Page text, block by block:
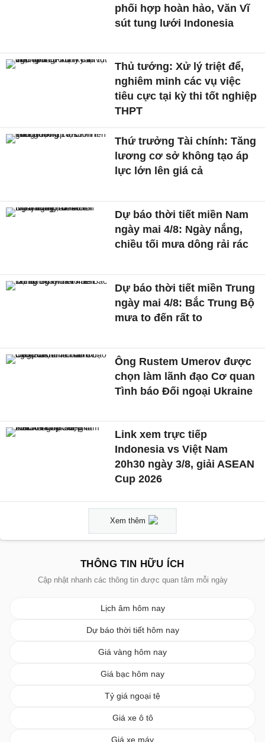
phối hợp hoàn hảo, Văn Vĩ
sút tung lưới Indonesia
Thủ tướng: Xử lý triệt để,
nghiêm minh các vụ việc
tiêu cực tại kỳ thi tốt nghiệp
THPT
Thứ trưởng Tài chính: Tăng
lương cơ sở không tạo áp
lực lớn lên giá cả
Dự báo thời tiết miền Nam
ngày mai 4/8: Ngày nắng,
chiều tối mưa dông rải rác
Dự báo thời tiết miền Trung
ngày mai 4/8: Bắc Trung Bộ
mưa to đến rất to
Ông Rustem Umerov được
chọn làm lãnh đạo Cơ quan
Tình báo Đối ngoại Ukraine
Link xem trực tiếp
Indonesia vs Việt Nam
20h30 ngày 3/8, giải ASEAN
Cup 2026
Xem thêm
THÔNG TIN HỮU ÍCH
Cập nhật nhanh các thông tin được quan tâm mỗi ngày
Lịch âm hôm nay
Dự báo thời tiết hôm nay
Giá vàng hôm nay
Giá bạc hôm nay
Tỷ giá ngoại tệ
Giá xe ô tô
Giá xe máy